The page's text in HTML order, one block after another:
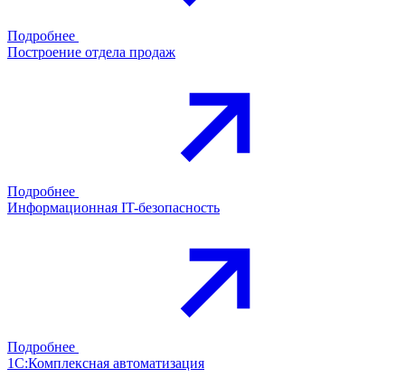
Подробнее
Построение отдела продаж
Подробнее
Информационная IT-безопасность
Подробнее
1С:Комплексная автоматизация